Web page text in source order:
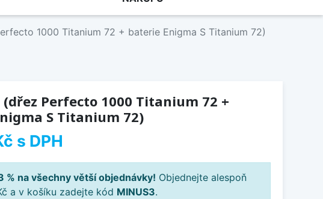
1000 Titanium 72 + baterie Enigma S Titanium 72)
(dřez Perfecto 1000 Titanium 72 +
S Titanium 72)
s DPH
% na všechny větší objednávky! Objednejte alespoň
a v košíku zadejte kód MINUS3.